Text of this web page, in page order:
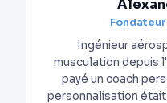
Ingénieur
musculation depuis
payé un coach
personnalisation